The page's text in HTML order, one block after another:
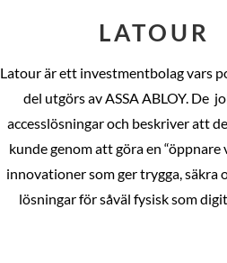
LATOUR
Latour är ett investmentbolag vars
del utgörs av ASSA ABLOY. De
accesslösningar och beskriver att
kunde genom att göra en “öppnare
innovationer som ger trygga, säkra
lösningar för såväl fysisk som